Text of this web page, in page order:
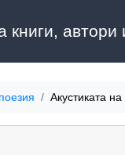
книги, автори
Акустиката